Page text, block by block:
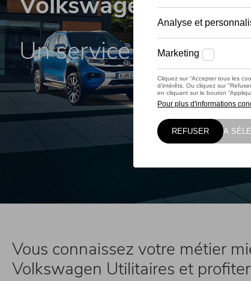
Un service sur
Vous connaissez votre métier
Volkswagen Utilitaires et